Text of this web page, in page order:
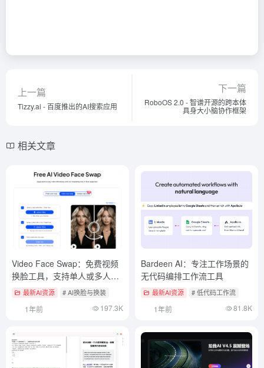
上一篇
Tizzy.ai - 百度推出的AI搜索应用
下一篇
RoboOS 2.0 - 智谱开源的跨本体
具身大小脑协作框架
相关文章
Video Face Swap：免费视频
换脸工具，支持单人或多人视
频换脸
最新AI资源 # AI换脸与换装
1年前 197.3K
Bardeen AI：专注工作场景的
无代码编排工作流工具
最新AI资源 # 低代码工作流
1年前 81.8K